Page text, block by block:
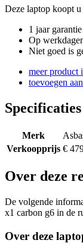
Deze laptop koopt
1 jaar garantie
Op
Niet goed is
meer product
toevoegen
Specificaties
Merk
Verkoopprijs €
Over deze
De volgende
x1 carbon g6 in de
Over deze